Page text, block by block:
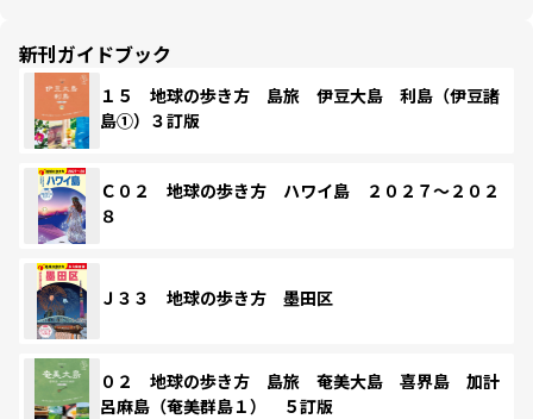
新刊ガイドブック
１５ 地球の歩き方 島旅 伊豆大島 利島（伊豆諸
島①）３訂版
Ｃ０２ 地球の歩き方 ハワイ島 ２０２７～２０２
８
Ｊ３３ 地球の歩き方 墨田区
０２ 地球の歩き方 島旅 奄美大島 喜界島 加計
呂麻島（奄美群島１） ５訂版